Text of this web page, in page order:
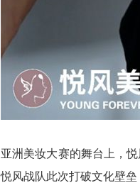
亚洲美妆大赛的舞台上，
悦风战队此次打破文化壁